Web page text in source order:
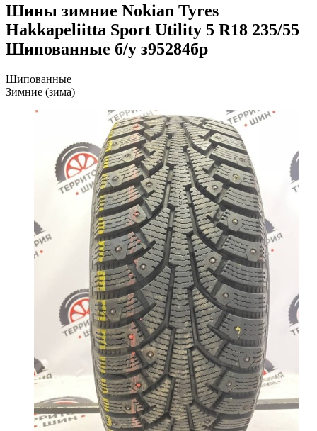
Шины зимние Nokian Tyres
Hakkapeliitta Sport Utility 5 R18 235/55
Шипованные б/у з95284бр
Шипованные
Зимние (зима)